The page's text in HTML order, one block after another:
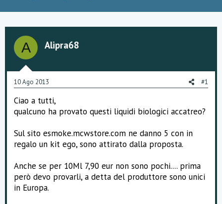
D
s
c
u
s
i
o
n
e
i
i
o
A Alipra68
10 Ago 2013 #1
Ciao a tutti,
qualcuno ha provato questi liquidi biologici accatreo?
Sul sito esmoke.mcwstore.com ne danno 5 con in
regalo un kit ego, sono attirato dalla proposta.
Anche se per 10Ml 7,90 eur non sono pochi.... prima
però devo provarli, a detta del produttore sono unici
in Europa.